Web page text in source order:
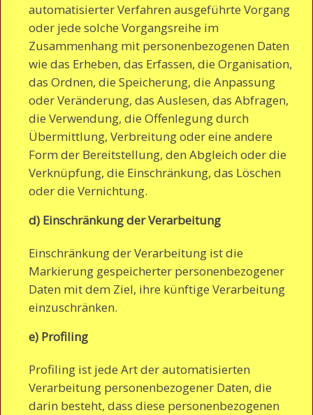
automatisierter Verfahren ausgeführte Vorgang
oder jede solche Vorgangsreihe im
Zusammenhang mit personenbezogenen Daten
wie das Erheben, das Erfassen, die Organisation,
das Ordnen, die Speicherung, die Anpassung
oder Veränderung, das Auslesen, das Abfragen,
die Verwendung, die Offenlegung durch
Übermittlung, Verbreitung oder eine andere
Form der Bereitstellung, den Abgleich oder die
Verknüpfung, die Einschränkung, das Löschen
oder die Vernichtung.
d) Einschränkung der Verarbeitung
Einschränkung der Verarbeitung ist die
Markierung gespeicherter personenbezogener
Daten mit dem Ziel, ihre künftige Verarbeitung
einzuschränken.
e) Profiling
Profiling ist jede Art der automatisierten
Verarbeitung personenbezogener Daten, die
darin besteht, dass diese personenbezogenen